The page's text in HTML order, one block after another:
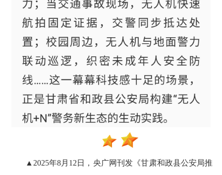
▲2025年8月12日，央广网刊发《甘肃和政县公安局推